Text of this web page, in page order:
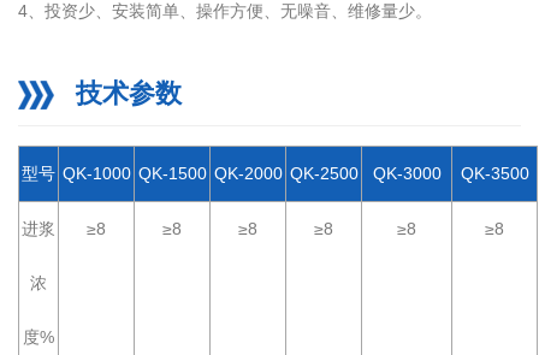
4、投资少、安装简单、操作方便、无噪音、维修量少。
技术参数
型号 QK-1000 QK-1500 QK-2000 QK-2500 QK-3000 QK-3500
进浆
浓
度%
≥8 ≥8 ≥8 ≥8 ≥8 ≥8